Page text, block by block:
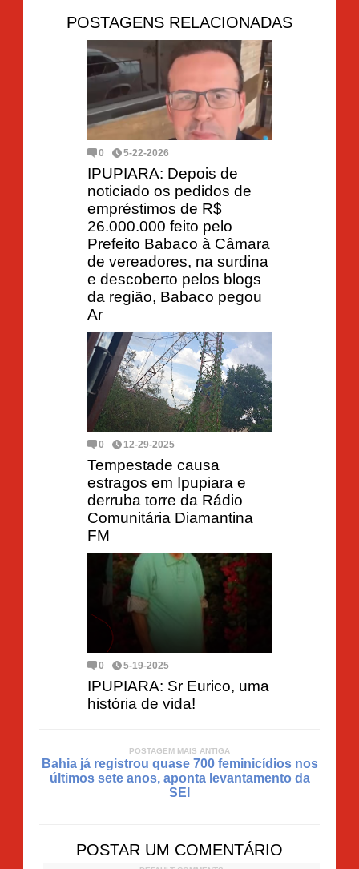
POSTAGENS RELACIONADAS
0 5-22-2026
IPUPIARA: Depois de
noticiado os pedidos de
empréstimos de R$
26.000.000 feito pelo
Prefeito Babaco à Câmara
de vereadores, na surdina
e descoberto pelos blogs
da região, Babaco pegou
Ar
0 12-29-2025
Tempestade causa
estragos em Ipupiara e
derruba torre da Rádio
Comunitária Diamantina
FM
0 5-19-2025
IPUPIARA: Sr Eurico, uma
história de vida!
POSTAGEM MAIS ANTIGA
Bahia já registrou quase 700 feminicídios nos
últimos sete anos, aponta levantamento da
SEI
POSTAR UM COMENTÁRIO